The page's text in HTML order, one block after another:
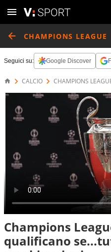
CHAMPIONS LEAGUE
Seguici su: Google Discover
CALCIO CHAMPIONS
Champions
qualificano